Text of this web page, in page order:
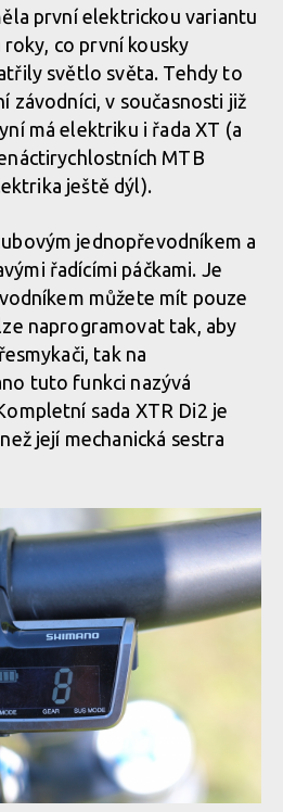
první elektrickou variantu
co první kousky
světlo světa. Tehdy to
závodníci, v současnosti již
má elektriku i řada XT (a
MTB
ještě dýl).
jednopřevodníkem a
řadícími páčkami. Je
můžete mít pouze
naprogramovat tak, aby
tak na
tuto funkci nazývá
sada XTR Di2 je
její mechanická sestra